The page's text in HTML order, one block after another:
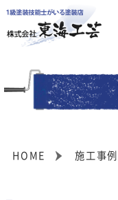
HOME 施工事例